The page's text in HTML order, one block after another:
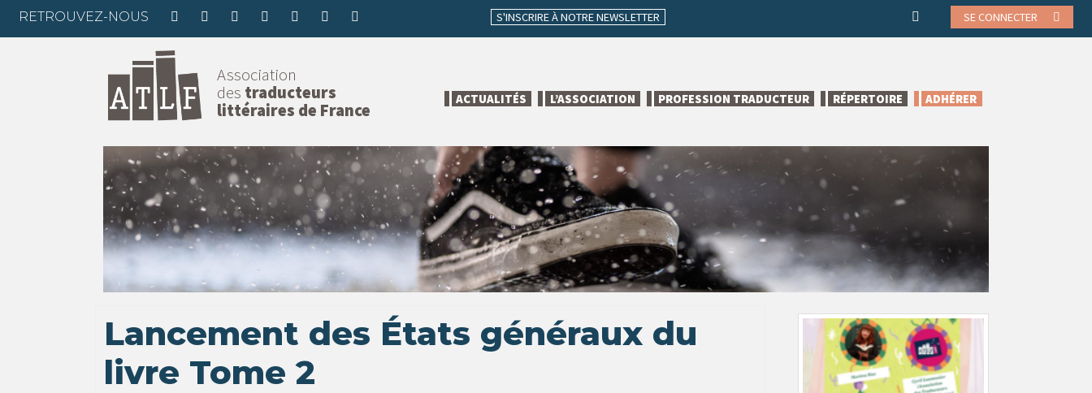
RETROUVEZ-NOUS S'INSCRIRE À NOTRE NEWSLETTER SE CONNECTER
Association
des traducteurs
littéraires de France
ACTUALITÉS L’ASSOCIATION PROFESSION TRADUCTEUR RÉPERTOIRE ADHÉRER
Lancement des États généraux du
livre Tome 2